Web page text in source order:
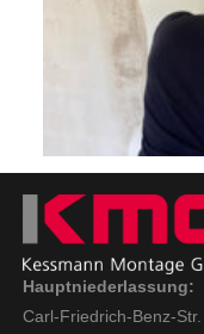
Hauptniederlassung:
Carl-Friedrich-Benz-